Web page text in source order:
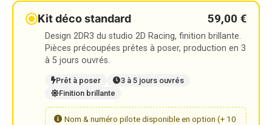
Kit déco standard 59,00 €
Design 2DR3 du studio 2D Racing, finition brillante.
Pièces précoupées prêtes à poser, production en 3
à 5 jours ouvrés.
Prêt à poser
3 à 5 jours ouvrés
Finition brillante
Nom & numéro pilote disponible en option (+ 10